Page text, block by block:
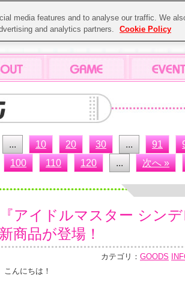
... 10 20 30 ... 91
100 110 120 ... 次へ »
『アイドルマスター シン
商品が登場！
カテゴリ： GOODS
こんにちは！
media features and to analyse our traffic. We
and analytics partners.
Cookie Policy